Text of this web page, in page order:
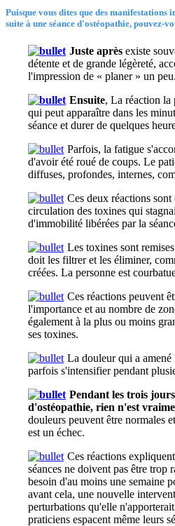
Puisque vous dites que des manifestations
suite à une séance d'ostéopathie, pouvez-
Juste après existe
détente et de grande légèreté,
l'impression de « planer » un peu.
Ensuite, La réaction la
qui peut apparaître dans les
séance et durer de quelques
Parfois, la fatigue
d'avoir été roué de coups. Le
diffuses, profondes, internes,
Ces deux réactions
circulation des toxines qui
d'immobilité libérées par la
Les toxines sont
doit les filtrer et les éliminer,
créées. La personne est
Ces réactions peuvent
l'importance et au nombre de
également à la plus ou moins
ses toxines.
La douleur qui a amené
parfois s'intensifier pendant
Pendant les trois
d'ostéopathie, rien n'est
douleurs peuvent être normales
est un échec.
Ces réactions
séances ne doivent pas être trop
besoin d'au moins une semaine
avant cela, une nouvelle
perturbations qu'elle
praticiens espacent même leurs